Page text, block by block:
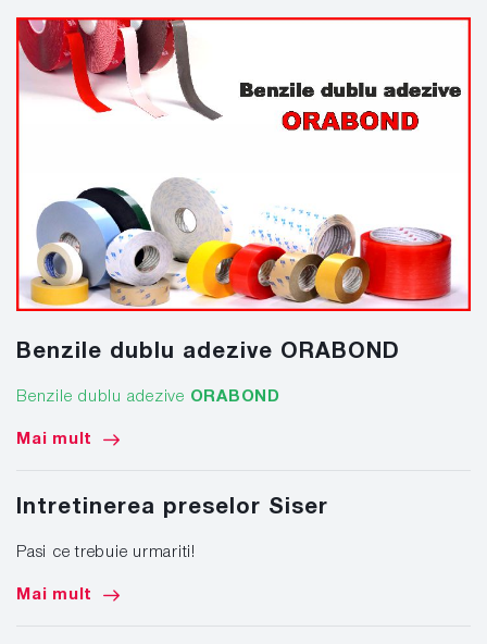
Benzile dublu adezive ORABOND
Benzile dublu adezive ORABOND
Mai mult
Intretinerea preselor Siser
Pasi ce trebuie urmariti!
Mai mult